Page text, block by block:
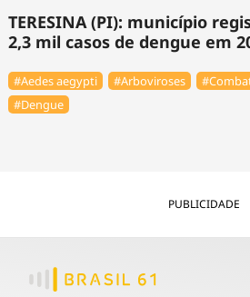
TERESINA (PI): município
2,3 mil casos de dengue em
#Aedes aegypti #Arboviroses
#Dengue
PUBLICIDADE